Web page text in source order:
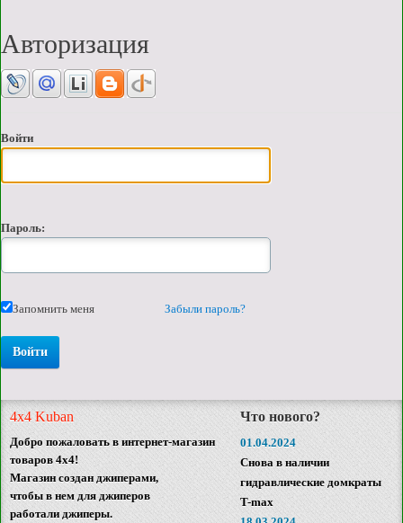
Авторизация
Войти
Пароль:
Запомнить меня Забыли пароль?
4x4 Kuban
Добро пожаловать в интернет-магазин
товаров 4x4!
Магазин создан джиперами,
чтобы в нем для джиперов
работали джиперы.
Что нового?
01.04.2024
Снова в наличии
гидравлические домкраты
T-max